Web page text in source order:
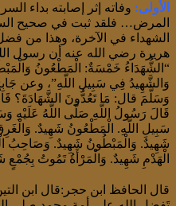
الأولى: وفاته إثر إصابته بداء
المرض… فلقد ثبت في صحيح
الشهداء في الآخرة، وهذا من
هريرة رضي الله عنه أن رسول
“الشُّهَدَاءُ خَمْسَةٌ: الْمَطْعُونُ
وَالشَّهِيدُ فِي سَبِيلِ اللَّهِ”، وعن
وَسَلَّمَ قال: مَا تَعُدُّونَ الشَّهَادَةَ؟
قَالَ رَسُولُ اللَّهِ صَلَّى اللَّهُ عَلَيْهِ
سَبِيلِ اللَّهِ. الْمَطْعُونُ شَهِيدٌ.
شَهِيدٌ. وَالْمَبْطُونُ شَهِيدٌ. وَصَاحِبُ
الْهَدْمِ شَهِيدٌ. وَالْمَرْأَةُ تَمُوتُ بِجُمْعٍ
قال الحافظ ابن حجر:قال ابن